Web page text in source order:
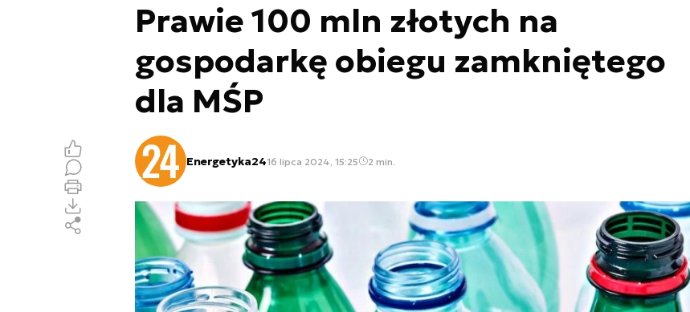
Prawie 100 mln złotych na
gospodarkę obiegu zamkniętego
dla MŚP
Energetyka2416 lipca 2024, 15:25 2 min.